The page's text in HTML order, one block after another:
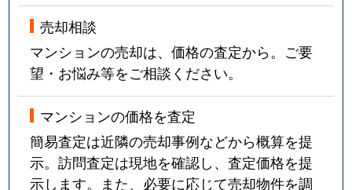
東菅野
日之出
1,700万円 行徳
徒歩15分
平田
850万円 市川
徒歩14分
平田
3,600万円 本八幡
徒歩11分
平田
5,200万円 本八幡
徒歩9分
売却相談
マンションの売却は、価格の査定から。ご要
望・お悩み等をご相談ください。
マンションの価格を査定
簡易査定は近隣の売却事例などから概算を提
示。訪問査定は現地を確認し、査定価格を提
示します。また、必要に応じて売却物件を調